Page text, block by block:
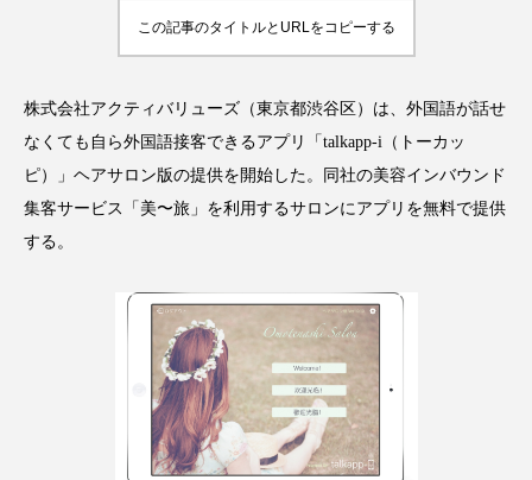
TAG LIST タグ一覧
Gemini Instagram SaaS SNS
TikTok アスタキサンチン
アンチエイジング アンチソリチュード
インナービューティー 冷え
インナービューティーアワード2025受賞商品
この記事のタイトルとURLをコピーする
株式会社アクティバリューズ（東京都渋谷区）は、外国語が話せ
なくても自ら外国語接客できるアプリ「talkapp-i（トーカッ
ピ）」ヘアサロン版の提供を開始した。同社の美容インバウンド
集客サービス「美〜旅」を利用するサロンにアプリを無料で提供
する。